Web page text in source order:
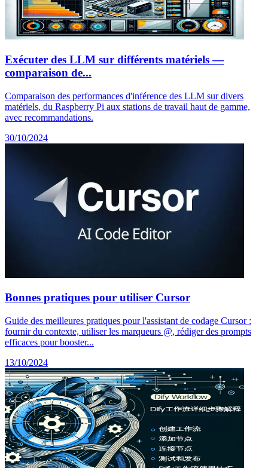
Exécuter des LLM sur différents matériels —
comparaison de...
Comparaison des performances d'inférence des LLM sur divers
matériels, du Raspberry Pi aux stations de travail haut de gamme,
avec recommandations.
30/10/2024
Bonnes pratiques pour utiliser Cursor
Guide des meilleures pratiques pour l'assistant de codage Cursor :
fournir du contexte, utiliser les marqueurs @, rédiger des prompts
efficaces pour booster...
13/10/2024